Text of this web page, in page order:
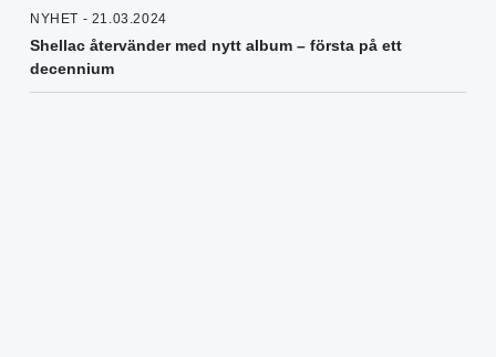
NYHET - 21.03.2024
Shellac återvänder med nytt album – första på ett
decennium